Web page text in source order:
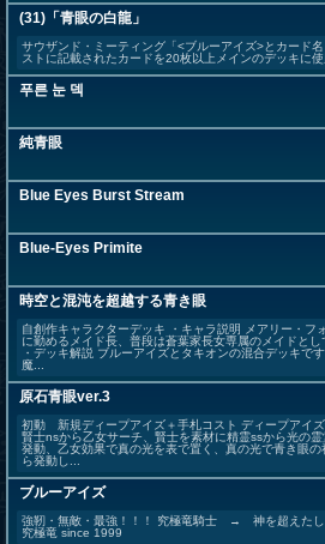
(31)「青眼の白龍」
サウザンド・ミーティング「<ブルーアイズ>とカード
ストに記載されたカードを20枚以上メインのデッキに
푸른 눈 덱
純青眼
Blue Eyes Burst Stream
Blue-Eyes Primite
時空と混沌を超越する青き眼
自創作キャラクターデッキ ・キャラ説明 メアリー・フ
に勤めるメイド長、普段は蒼葉家長女専属のメイドとし
・デッキ解説 ブルーアイズとタキオンの混合デッキで
魔...
原石青眼ver.3
初動 新規ディープアイズ＋手札コスト ディープアイズ
賢士nsから乙女サーチ、賢士を素材に精霊ssから光の霊
発動、乙女効果で真の光を表で置く、真の光で青き眼の
ら発動し...
ブルーアイズ
強靭・無敵・最強！！！ 究極竜騎士 → 神を超えたし
究極竜 since 1999